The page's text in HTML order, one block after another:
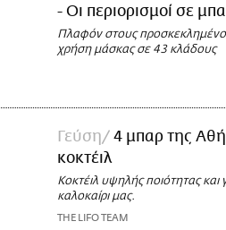
- Οι περιορισμοί σε
Πλαφόν στους
χρήση μάσκας σε 43 κλάδους
Γεύση
4 μπαρ της
κοκτέιλ
Κοκτέιλ υψηλής ποιότητας
καλοκαίρι μας.
THE LIFO TEAM